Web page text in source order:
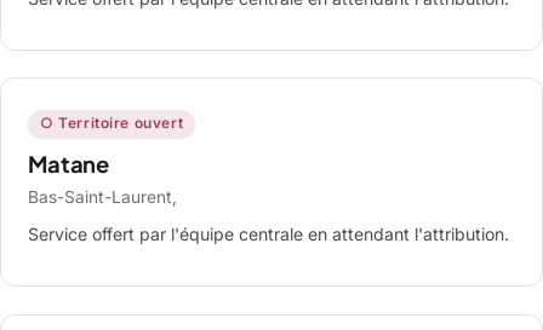
○ Territoire ouvert
Matane
Bas-Saint-Laurent,
Service offert par l'équipe centrale en attendant l'attribution.